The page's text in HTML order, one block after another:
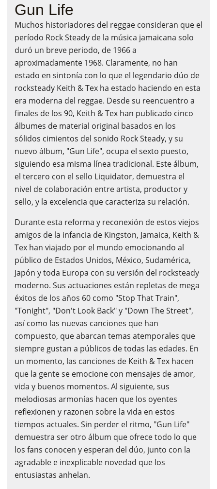
Gun Life
Muchos historiadores del reggae consideran que el
período Rock Steady de la música jamaicana solo
duró un breve periodo, de 1966 a
aproximadamente 1968. Claramente, no han
estado en sintonía con lo que el legendario dúo de
rocksteady Keith & Tex ha estado haciendo en esta
era moderna del reggae. Desde su reencuentro a
finales de los 90, Keith & Tex han publicado cinco
álbumes de material original basados ​​en los
sólidos cimientos del sonido Rock Steady, y su
nuevo álbum, "Gun Life", ocupa el sexto puesto,
siguiendo esa misma línea tradicional. Este álbum,
el tercero con el sello Liquidator, demuestra el
nivel de colaboración entre artista, productor y
sello, y la excelencia que caracteriza su relación.
Durante esta reforma y reconexión de estos viejos
amigos de la infancia de Kingston, Jamaica, Keith &
Tex han viajado por el mundo emocionando al
público de Estados Unidos, México, Sudamérica,
Japón y toda Europa con su versión del rocksteady
moderno. Sus actuaciones están repletas de mega
éxitos de los años 60 como "Stop That Train",
"Tonight", "Don't Look Back" y "Down The Street",
así como las nuevas canciones que han
compuesto, que abarcan temas atemporales que
siempre gustan a públicos de todas las edades. En
un momento, las canciones de Keith & Tex hacen
que la gente se emocione con mensajes de amor,
vida y buenos momentos. Al siguiente, sus
melodiosas armonías hacen que los oyentes
reflexionen y razonen sobre la vida en estos
tiempos actuales. Sin perder el ritmo, "Gun Life"
demuestra ser otro álbum que ofrece todo lo que
los fans conocen y esperan del dúo, junto con la
agradable e inexplicable novedad que los
entusiastas anhelan.